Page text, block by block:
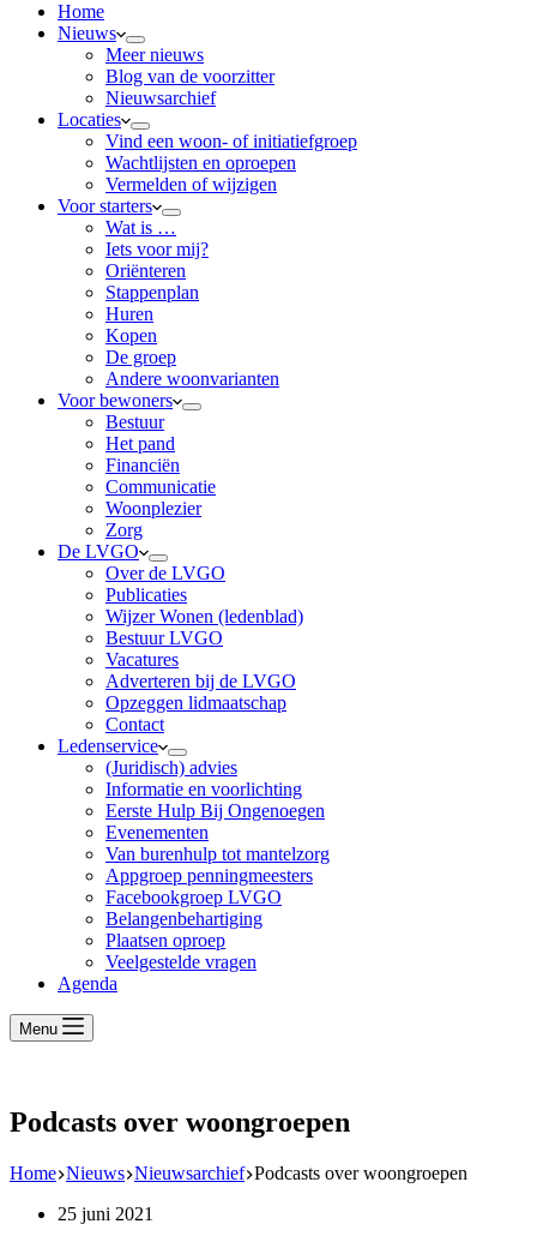
Home
Nieuws
Meer nieuws
Blog van de voorzitter
Nieuwsarchief
Locaties
Vind een woon- of initiatiefgroep
Wachtlijsten en oproepen
Vermelden of wijzigen
Voor starters
Wat is …
Iets voor mij?
Oriënteren
Stappenplan
Huren
Kopen
De groep
Andere woonvarianten
Voor bewoners
Bestuur
Het pand
Financiën
Communicatie
Woonplezier
Zorg
De LVGO
Over de LVGO
Publicaties
Wijzer Wonen (ledenblad)
Bestuur LVGO
Vacatures
Adverteren bij de LVGO
Opzeggen lidmaatschap
Contact
Ledenservice
(Juridisch) advies
Informatie en voorlichting
Eerste Hulp Bij Ongenoegen
Evenementen
Van burenhulp tot mantelzorg
Appgroep penningmeesters
Facebookgroep LVGO
Belangenbehartiging
Plaatsen oproep
Veelgestelde vragen
Agenda
Menu
Podcasts over woongroepen
Home Nieuws Nieuwsarchief Podcasts over woongroepen
25 juni 2021